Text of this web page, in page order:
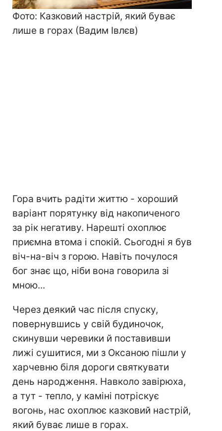
Фото: Казковий настрій, який буває
лише в горах (Вадим Івлєв)
Гора вчить радіти життю - хороший
варіант порятунку від накопиченого
за рік негативу. Нарешті охоплює
приємна втома і спокій. Сьогодні я був
віч-на-віч з горою. Навіть почулося
бог знає що, ніби вона говорила зі
мною...
Через деякий час після спуску,
повернувшись у свій будиночок,
скинувши черевики й поставивши
лижі сушитися, ми з Оксаною пішли у
харчевню біля дороги святкувати
день народження. Навколо завірюха,
а тут - тепло, у каміні потріскує
вогонь, нас охоплює казковий настрій,
який буває лише в горах.